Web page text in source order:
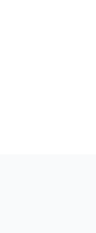
sur
à notre page